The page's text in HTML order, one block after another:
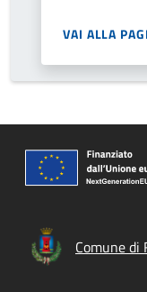
VAI ALLA
Comune di